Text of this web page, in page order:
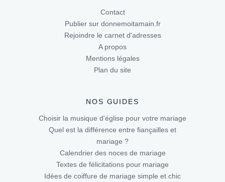
Contact
Publier sur donnemoitamain.fr
Rejoindre le carnet d'adresses
A propos
Mentions légales
Plan du site
NOS GUIDES
Choisir la musique d'église pour votre mariage
Quel est la différence entre fiançailles et
mariage ?
Calendrier des noces de mariage
Textes de félicitations pour mariage
Idées de coiffure de mariage simple et chic